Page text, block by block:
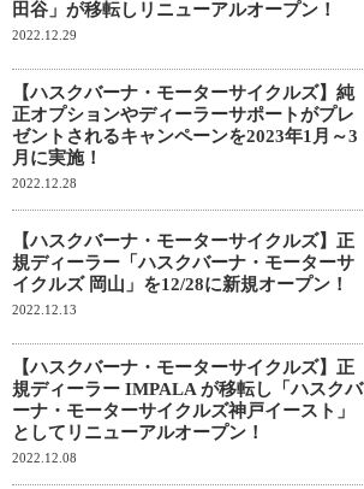
田谷」が移転しリニューアルオープン！
2022.12.29
【ハスクバーナ・モーターサイクルズ】純
正オプションやディーラーサポートがプレ
ゼントされるキャンペーンを2023年1月～3
月に実施！
2022.12.28
【ハスクバーナ・モーターサイクルズ】正
規ディーラー「ハスクバーナ・モーターサ
イクルズ 岡山」を12/28に新規オープン！
2022.12.13
【ハスクバーナ・モーターサイクルズ】正
規ディーラー IMPALA が移転し「ハスクバ
ーナ・モーターサイクルズ神戸イースト」
としてリニューアルオープン！
2022.12.08